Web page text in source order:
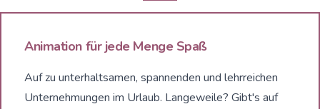
Animation für jede Menge Spaß
Auf zu unterhaltsamen, spannenden und lehrreichen
Unternehmungen im Urlaub. Langeweile? Gibt's auf